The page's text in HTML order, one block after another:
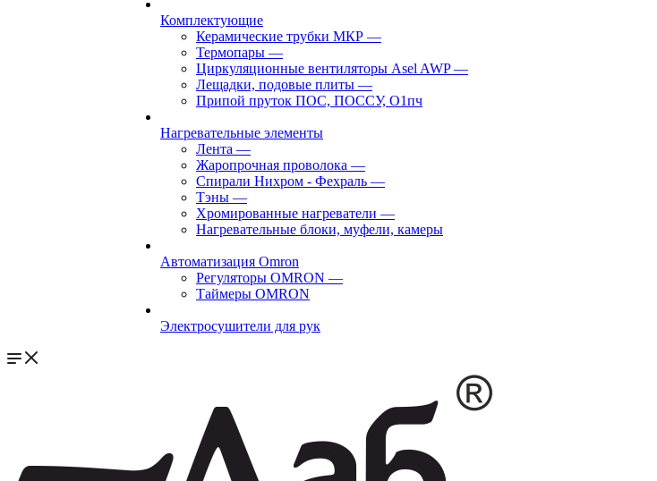
Комплектующие
Керамические трубки МКР —
Термопары —
Циркуляционные вентиляторы Asel AWP—
Лещадки, подовые плиты —
Припой пруток ПОС, ПОССУ, О1пч
Нагревательные элементы
Лента —
Жаропрочная проволока —
Спирали Нихром - Фехраль —
Тэны —
Хромированные нагреватели —
Нагревательные блоки, муфели, камеры
Автоматизация Omron
Регуляторы OMRON —
Таймеры OMRON
Электросушители для рук